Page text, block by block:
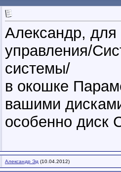
Александр, для
управления/
системы/
в окошке
вашими
особенно диск
Александр Эд (10.04.2012)